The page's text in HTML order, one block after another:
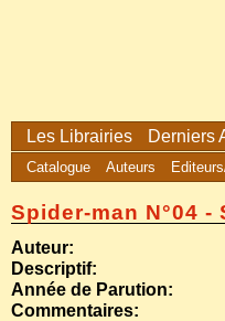
Les Librairies Derniers
Catalogue Auteurs
Spider-man N°04
Auteur:
Descriptif:
Année de Parution:
Commentaires: